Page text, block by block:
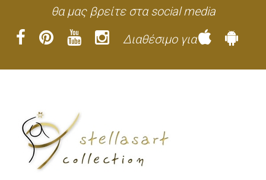
θα μας βρείτε στα social media
Διαθέσιμο για